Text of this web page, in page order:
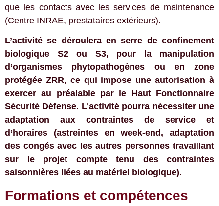
que les contacts avec les services de maintenance
(Centre INRAE, prestataires extérieurs).
L’activité se déroulera en serre de confinement
biologique S2 ou S3, pour la manipulation
d’organismes phytopathogènes ou en zone
protégée ZRR, ce qui impose une autorisation à
exercer au préalable par le Haut Fonctionnaire
Sécurité Défense. L’activité pourra nécessiter une
adaptation aux contraintes de service et
d’horaires (astreintes en week-end, adaptation
des congés avec les autres personnes travaillant
sur le projet compte tenu des contraintes
saisonnières liées au matériel biologique).
Formations et compétences